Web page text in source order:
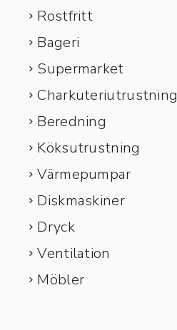
Rostfritt
Bageri
Supermarket
Charkuteriutrustning
Beredning
Köksutrustning
Värmepumpar
Diskmaskiner
Dryck
Ventilation
Möbler